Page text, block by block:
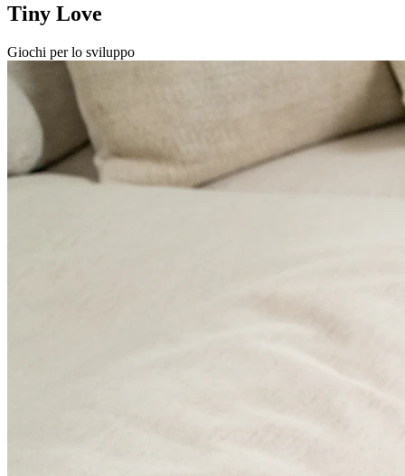
Tiny Love
Giochi per lo sviluppo